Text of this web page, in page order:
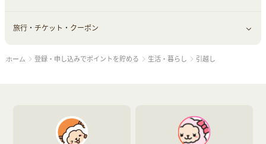
赤ちゃん・こども・マタニティ
ペット
オフィス・文具
すべて見る
ゲーム・趣味
旅行・チケット・クーポン
すべて見る
チケット・クーポン・チラシ
ホーム 登録・申し込みでポイントを貯める 生活・暮らし 引越し